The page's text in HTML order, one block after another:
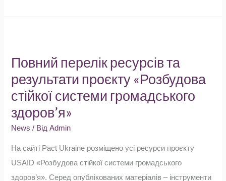
Повний перелік ресурсів та
результати проєкту «Розбудова
стійкої системи громадського
здоров’я»
News / ВідAdmin
На сайті Pact Ukraine розміщено усі ресурси проєкту
USAID «Розбудова стійкої системи громадського
здоров’я». Серед опублікованих матеріалів – інструменти
ресурсів
та
результати
«Розбудова
системи
громадського